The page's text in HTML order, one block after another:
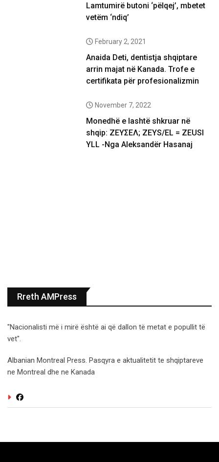
Lamtumirë butoni ‘pëlqej’, mbetet
vetëm ‘ndiq’
February 2, 2021
Anaida Deti, dentistja shqiptare
arrin majat në Kanada. Trofe e
certifikata për profesionalizmin
November 7, 2022
Monedhë e lashtë shkruar në
shqip: ΖΕΥΣΕΛ; ZEYS/EL = ZEUSI
YLL -Nga Aleksandër Hasanaj
Rreth AMPress
"Nacionalisti më i mirë është ai që dallon të metat e popullit të
vet".
Albanian Montreal Press. Pasqyra e aktualitetit te shqiptareve
ne Montreal dhe ne Kanada